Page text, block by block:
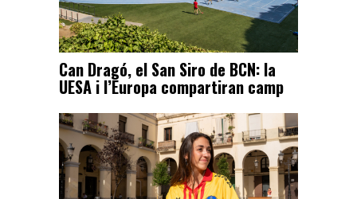
Can Dragó, el San Siro de BCN: la
UESA i l’Europa compartiran camp